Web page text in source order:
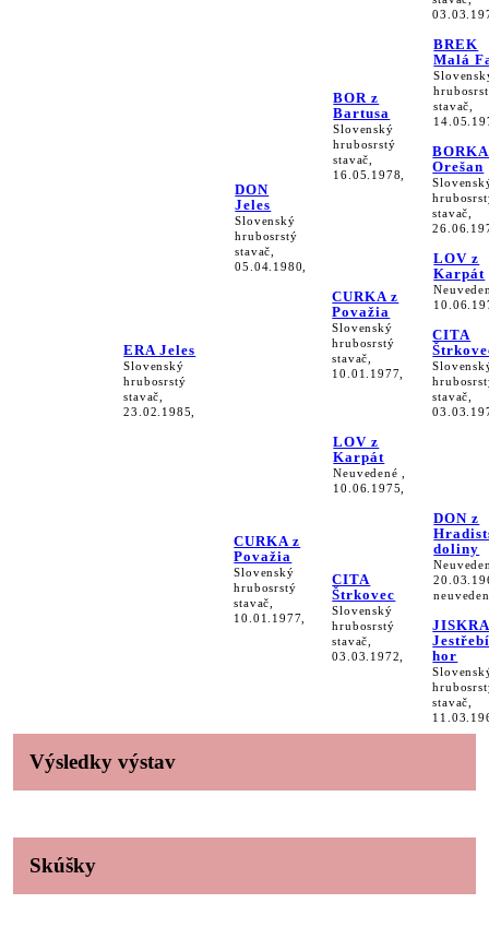
ERA Jeles
Slovenský
hrubosrstý
stavač,
23.02.1985,
DON
Jeles
Slovenský
hrubosrstý
stavač,
05.04.1980,
BOR z
Bartusa
Slovenský
hrubosrstý
stavač,
16.05.1978,
BREK
Malá
stavač,
Orešan
stavač,
CURKA z
Považia
Slovenský
hrubosrstý
stavač,
10.01.1977,
LOV z
Karpát
CITA
stavač,
CURKA z
Považia
Slovenský
hrubosrstý
stavač,
10.01.1977,
LOV z
Karpát
Neuvedené ,
10.06.1975,
CITA
Štrkovec
Slovenský
hrubosrstý
stavač,
03.03.1972,
DON z
doliny
hor
stavač,
Výsledky výstav
Skúšky